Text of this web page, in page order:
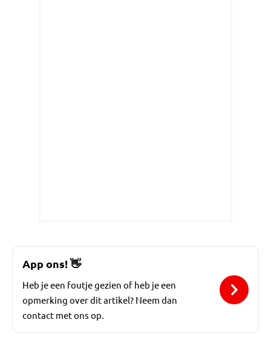
App ons!👋
Heb je een foutje gezien of heb je een
opmerking over dit artikel? Neem dan
contact met ons op.